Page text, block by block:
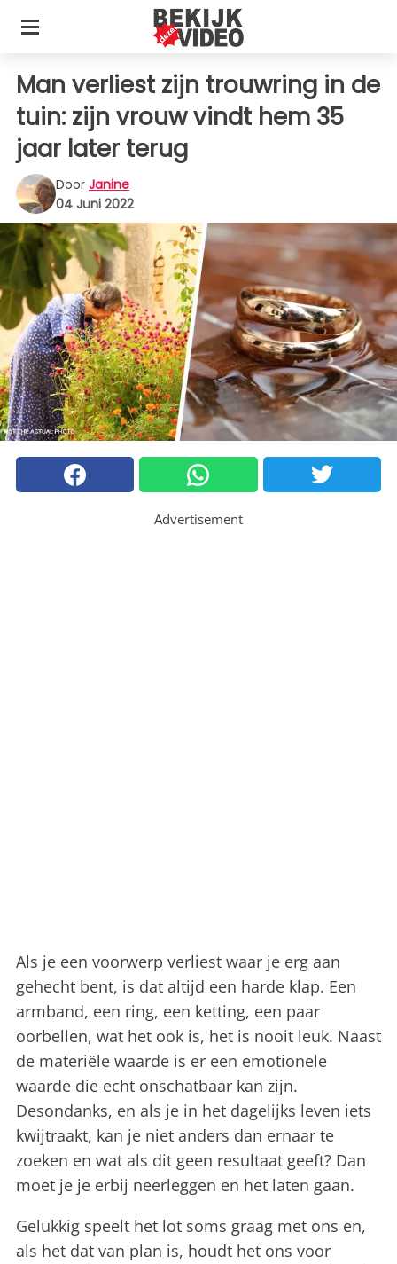
Man verliest zijn trouwring in de
tuin: zijn vrouw vindt hem 35
jaar later terug
Door Janine
04 Juni 2022
Advertisement
Als je een voorwerp verliest waar je erg aan
gehecht bent, is dat altijd een harde klap. Een
armband, een ring, een ketting, een paar
oorbellen, wat het ook is, het is nooit leuk. Naast
de materiële waarde is er een emotionele
waarde die echt onschatbaar kan zijn.
Desondanks, en als je in het dagelijks leven iets
kwijtraakt, kan je niet anders dan ernaar te
zoeken en wat als dit geen resultaat geeft? Dan
moet je je erbij neerleggen en het laten gaan.
Gelukkig speelt het lot soms graag met ons en,
als het dat van plan is, houdt het ons voor